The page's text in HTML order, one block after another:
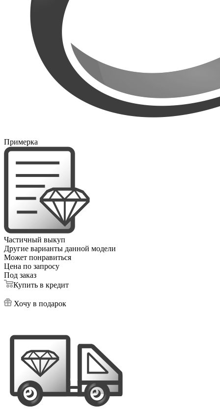
Примерка
Частичный выкуп
Другие варианты данной модели
Может понравиться
Цена по запросу
Под заказ
Купить в кредит
Хочу в подарок